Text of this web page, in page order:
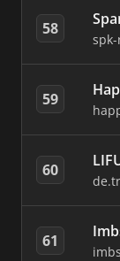
58
59
60
61